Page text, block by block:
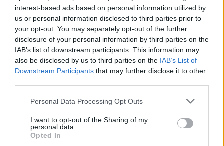
interest-based ads based on personal information utilized by
us or personal information disclosed to third parties prior to
your opt-out. You may separately opt-out of the further
disclosure of your personal information by third parties on the
IAB’s list of downstream participants. This information may
also be disclosed by us to third parties on the IAB’s List of
Downstream Participants that may further disclose it to other
Please note that this website/app uses one or more Google
not limited to your visit or usage behaviour. You may click to
grant or deny consent to Google and its third-party tags to
use your data for below specified purposes in below Google
Personal Data Processing Opt Outs
I want to opt-out of the Sharing of my
personal data.
Opted In
7 ΑΥΓΟΎΣΤΟΥ 2026